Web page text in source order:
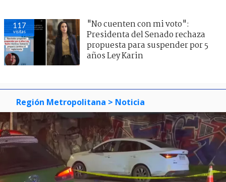
117
visitas
"No cuenten con mi voto":
Presidenta del Senado rechaza
propuesta para suspender por 5
años Ley Karin
Región Metropolitana > Noticia